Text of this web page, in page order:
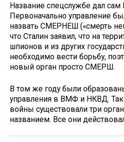
Название спецслужбе дал сам
Первоначально управление
назвать СМЕРНЕШ («смерть
что Сталин заявил, что на
шпионов и из других
необходимо вести борьбу,
новый орган просто СМЕРШ.
В том же году были
управления в ВМФ и НКВД.
войны существовали три
названием. Все они